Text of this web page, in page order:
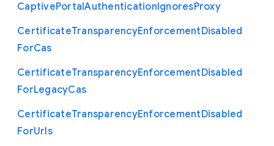
CaptivePortalAuthenticationIgnoresProxy
CertificateTransparencyEnforcementDisabled
ForCas
CertificateTransparencyEnforcementDisabled
ForLegacyCas
CertificateTransparencyEnforcementDisabled
ForUrls